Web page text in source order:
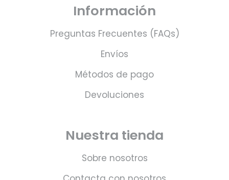
Información
Preguntas Frecuentes (FAQs)
Envíos
Métodos de pago
Devoluciones
Nuestra tienda
Sobre nosotros